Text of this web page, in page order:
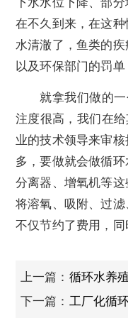
在不久到来，在这
水清澈了，鱼类的
以及环保部门的罚
就拿我们做的
注度很高，我们在
业的技术领导来审
多，要做就会做循
分离器、增氧机等
将溶氧、吸附、过
不仅节约了费用，
上一篇： 循环水养
下一篇： 工厂化循